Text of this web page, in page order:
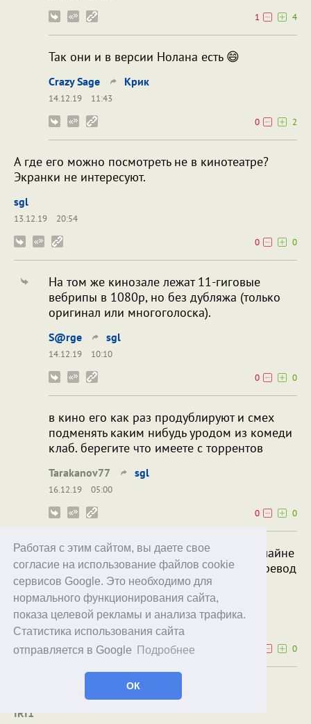
Работая с этим сайтом, вы даете свое
согласие на использование файлов cookie
сервисов Google. Это необходимо для
нормального функционирования сайта,
показа целевой рекламы и анализа трафика.
Статистика использования сайта
отправляется в Google
Подробнее
ОК
1
4
Так они и в версии Нолана есть 😄
Crazy Sage Крик
14.12.19
11:43
0
2
А где его можно посмотреть не в кинотеатре?
Экранки не интересуют.
sgl
13.12.19
20:54
0
0
На том же кинозале лежат 11-гиговые
вебрипы в 1080p, но без дубляжа (только
оригинал или многоголоска).
S@rge sgl
14.12.19
10:10
0
0
в кино его как раз продублируют и смех
подменять каким нибудь уродом из комеди
клаб. берегите что имеете с торрентов
Tarakanov77 sgl
16.12.19
05:00
0
0
Нахер мне торренты, если можно в онлайне
посмотреть. Что я и сделал. Причем перевод
был вполне себе норм.
Tarakanov77
0
Может и посмотрю...
IRI1